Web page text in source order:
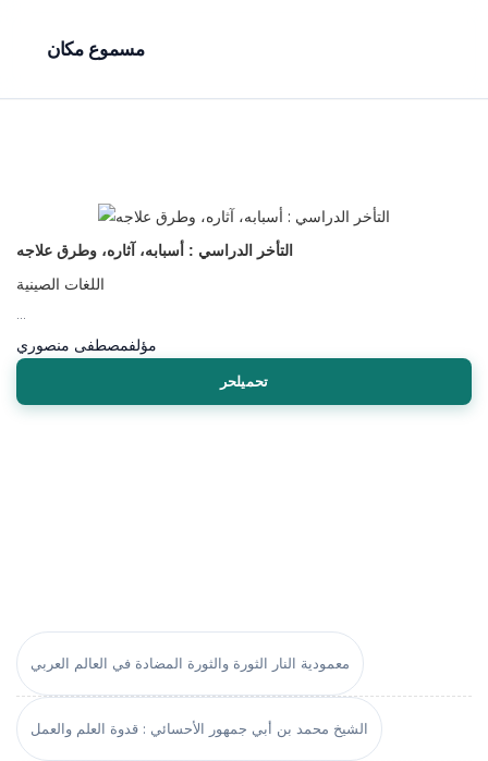
مسموع مكان
معمودية النار الثورة والثورة المضادة في العالم العربي
الشيخ محمد بن أبي جمهور الأحسائي : قدوة العلم والعمل
التأخر الدراسي : أسبابه، آثاره، وطرق علاجه
اللغات الصينية
مؤلفمصطفى منصوري
تحميلحر